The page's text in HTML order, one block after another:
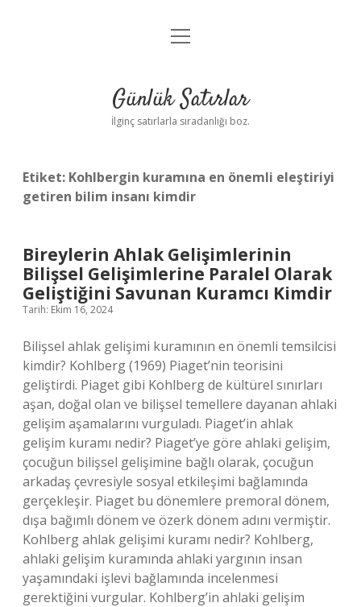
Anasayfa
Yasal Uyarı
menüyü
Günlük Satırlar
İlginç satırlarla sıradanlığı boz.
Etiket: Kohlbergin kuramına en önemli eleştiriyi
getiren bilim insanı kimdir
Bireylerin Ahlak Gelişimlerinin
Bilişsel Gelişimlerine Paralel Olarak
Geliştiğini Savunan Kuramcı Kimdir
Tarih: Ekim 16, 2024
Bilişsel ahlak gelişimi kuramının en önemli temsilcisi
kimdir? Kohlberg (1969) Piaget’nin teorisini
geliştirdi. Piaget gibi Kohlberg de kültürel sınırları
aşan, doğal olan ve bilişsel temellere dayanan ahlaki
gelişim aşamalarını vurguladı. Piaget’in ahlak
gelişim kuramı nedir? Piaget’ye göre ahlaki gelişim,
çocuğun bilişsel gelişimine bağlı olarak, çocuğun
arkadaş çevresiyle sosyal etkileşimi bağlamında
gerçekleşir. Piaget bu dönemlere premoral dönem,
dışa bağımlı dönem ve özerk dönem adını vermiştir.
Kohlberg ahlak gelişimi kuramı nedir? Kohlberg,
ahlaki gelişim kuramında ahlaki yargının insan
yaşamındaki işlevi bağlamında incelenmesi
gerektiğini vurgular. Kohlberg’in ahlaki gelişim